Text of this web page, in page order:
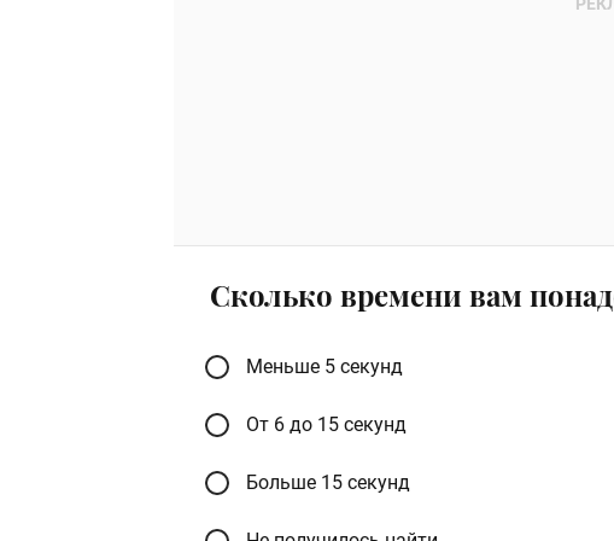
Cколько времени вам
Меньше 5 секунд
От 6 до 15 секунд
Больше 15 секунд